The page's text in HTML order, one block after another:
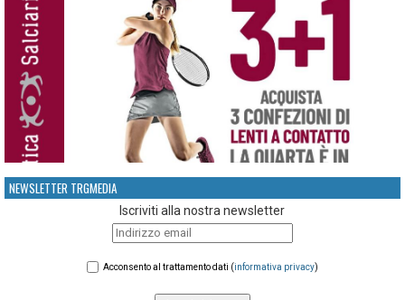
NEWSLETTER TRGMEDIA
Iscriviti alla nostra newsletter
Acconsento al trattamento dati (informativa privacy)